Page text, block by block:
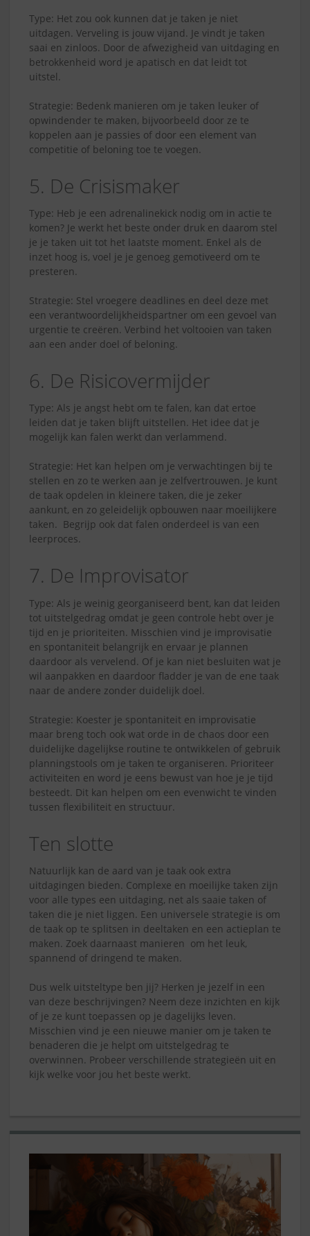
Type: Het zou ook kunnen dat je taken je niet
uitdagen. Verveling is jouw vijand. Je vindt je taken
saai en zinloos. Door de afwezigheid van uitdaging en
betrokkenheid word je apatisch en dat leidt tot
uitstel.
Strategie: Bedenk manieren om je taken leuker of
opwindender te maken, bijvoorbeeld door ze te
koppelen aan je passies of door een element van
competitie of beloning toe te voegen.
5. De Crisismaker
Type: Heb je een adrenalinekick nodig om in actie te
komen? Je werkt het beste onder druk en daarom stel
je je taken uit tot het laatste moment. Enkel als de
inzet hoog is, voel je je genoeg gemotiveerd om te
presteren.
Strategie: Stel vroegere deadlines en deel deze met
een verantwoordelijkheidspartner om een gevoel van
urgentie te creëren. Verbind het voltooien van taken
aan een ander doel of beloning.
6. De Risicovermijder
Type: Als je angst hebt om te falen, kan dat ertoe
leiden dat je taken blijft uitstellen. Het idee dat je
mogelijk kan falen werkt dan verlammend.
Strategie: Het kan helpen om je verwachtingen bij te
stellen en zo te werken aan je zelfvertrouwen. Je kunt
de taak opdelen in kleinere taken, die je zeker
aankunt, en zo geleidelijk opbouwen naar moeilijkere
taken. Begrijp ook dat falen onderdeel is van een
leerproces.
7. De Improvisator
Type: Als je weinig georganiseerd bent, kan dat leiden
tot uitstelgedrag omdat je geen controle hebt over je
tijd en je prioriteiten. Misschien vind je improvisatie
en spontaniteit belangrijk en ervaar je plannen
daardoor als vervelend. Of je kan niet besluiten wat je
wil aanpakken en daardoor fladder je van de ene taak
naar de andere zonder duidelijk doel.
Strategie: Koester je spontaniteit en improvisatie
maar breng toch ook wat orde in de chaos door een
duidelijke dagelijkse routine te ontwikkelen of gebruik
planningstools om je taken te organiseren. Prioriteer
activiteiten en word je eens bewust van hoe je je tijd
besteedt. Dit kan helpen om een evenwicht te vinden
tussen flexibiliteit en structuur.
Ten slotte
Natuurlijk kan de aard van je taak ook extra
uitdagingen bieden. Complexe en moeilijke taken zijn
voor alle types een uitdaging, net als saaie taken of
taken die je niet liggen. Een universele strategie is om
de taak op te splitsen in deeltaken en een actieplan te
maken. Zoek daarnaast manieren om het leuk,
spannend of dringend te maken.
Dus welk uitsteltype ben jij? Herken je jezelf in een
van deze beschrijvingen? Neem deze inzichten en kijk
of je ze kunt toepassen op je dagelijks leven.
Misschien vind je een nieuwe manier om je taken te
benaderen die je helpt om uitstelgedrag te
overwinnen. Probeer verschillende strategieën uit en
kijk welke voor jou het beste werkt.